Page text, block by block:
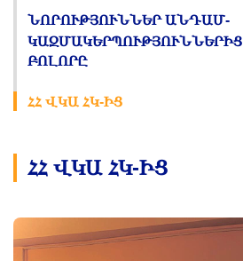
ՆՈՐՈՒԹՅՈՒՆՆԵՐ ԱՆԴԱՄ-
ԿԱԶՄԱԿԵՐՊՈՒԹՅՈՒՆՆԵՐԻՑ
ԲՈԼՈՐԸ
ՀՀ ՎԿԱ ՀԿ-ԻՑ
ՀՀ ՎԿԱ ՀԿ-ԻՑ